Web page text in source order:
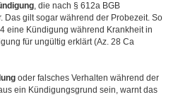
, die nach § 612a BGB
Das gilt sogar während der Probezeit. So
eine Kündigung während Krankheit in
für ungültig erklärt (Az. 28 Ca
oder falsches Verhalten während der
ein Kündigungsgrund sein, warnt das